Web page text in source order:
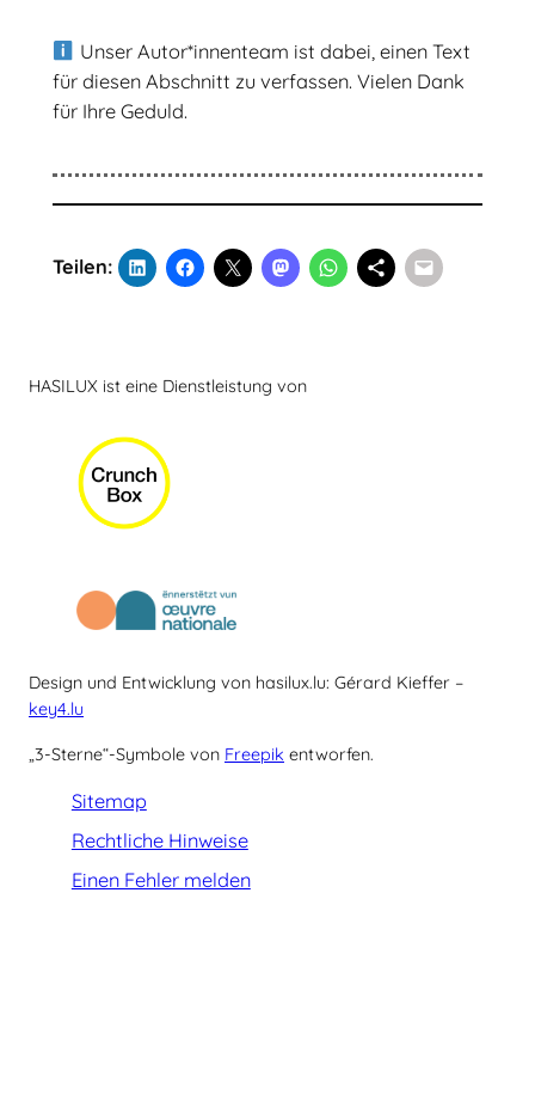
Unser Autor*innenteam ist dabei, einen Text
für diesen Abschnitt zu verfassen. Vielen Dank
für Ihre Geduld.
Teilen:
HASILUX ist eine Dienstleistung von
Design und Entwicklung von hasilux.lu: Gérard Kieffer –
key4.lu
„3-Sterne“-Symbole von Freepik entworfen.
Sitemap
Rechtliche Hinweise
Einen Fehler melden